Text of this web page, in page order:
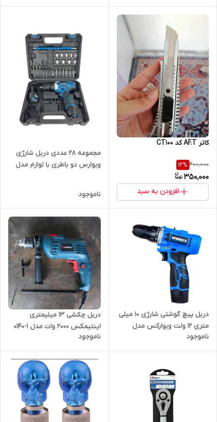
کاتر AF.T کد CT100
400,000
12%
350,000
افزودن به سبد
مجموعه 28 عددی دریل شارژی
ویوارس دو باطری با لوازم مدل
ناموجود
دریل پیچ گوشتی شارژی 10 میلی
متری 12 ولت ویوارکس مدل
VR1215V-2B کارتن تک باطری
ناموجود
دریل چکشی 13 میلیمتری
اینتیمکس 2000 وات مدل 1-0140
ناموجود